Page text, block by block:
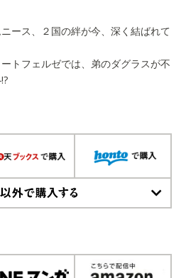
ース、２国の絆が今、深く結ばれて
トフェルゼでは、弟のダグラスが不